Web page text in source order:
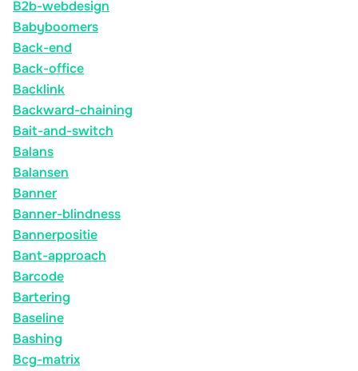
B2b-webdesign
Babyboomers
Back-end
Back-office
Backlink
Backward-chaining
Bait-and-switch
Balans
Balansen
Banner
Banner-blindness
Bannerpositie
Bant-approach
Barcode
Bartering
Baseline
Bashing
Bcg-matrix